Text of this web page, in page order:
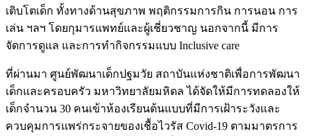
เติบโตเด็ก ทั้งทางด้านสุขภาพ พฤติกรรมการกิน การนอน การ
เล่น ฯลฯ โดยกุมารแพทย์และผู้เชี่ยวชาญ นอกจากนี้ มีการ
จัดการดูแล และการทำกิจกรรมแบบ Inclusive care
ที่ผ่านมา ศูนย์พัฒนาเด็กปฐมวัย สถาบันแห่งชาติเพื่อการพัฒนา
เด็กและครอบครัว มหาวิทยาลัยมหิดล ได้จัดให้มีการทดลองให้
เด็กจำนวน 30 คนเข้าห้องเรียนต้นแบบที่มีการเฝ้าระวังและ
ควบคุมการแพร่กระจายของเชื้อไวรัส Covid-19 ตามมาตรการ